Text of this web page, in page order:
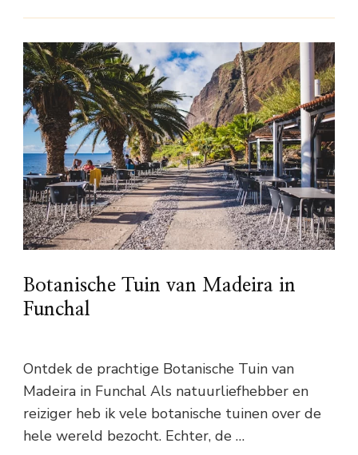
Botanische Tuin van Madeira in
Funchal
Ontdek de prachtige Botanische Tuin van
Madeira in Funchal Als natuurliefhebber en
reiziger heb ik vele botanische tuinen over de
hele wereld bezocht. Echter, de …